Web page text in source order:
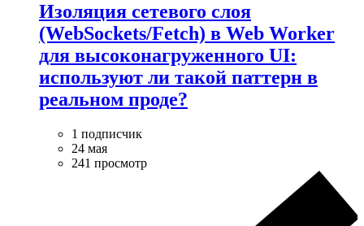
Изоляция сетевого слоя
(WebSockets/Fetch) в Web Worker
для высоконагруженного UI:
используют ли такой паттерн в
реальном проде?
1 подписчик
24 мая
241 просмотр